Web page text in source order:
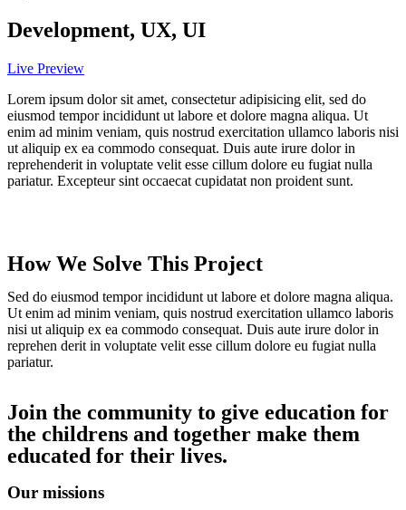
Development, UX, UI
Live Preview
Lorem ipsum dolor sit amet, consectetur adipisicing elit, sed do
eiusmod tempor incididunt ut labore et dolore magna aliqua. Ut
enim ad minim veniam, quis nostrud exercitation ullamco laboris nisi
ut aliquip ex ea commodo consequat. Duis aute irure dolor in
reprehenderit in voluptate velit esse cillum dolore eu fugiat nulla
pariatur. Excepteur sint occaecat cupidatat non proident sunt.
How We Solve This Project
Sed do eiusmod tempor incididunt ut labore et dolore magna aliqua.
Ut enim ad minim veniam, quis nostrud exercitation ullamco laboris
nisi ut aliquip ex ea commodo consequat. Duis aute irure dolor in
reprehen derit in voluptate velit esse cillum dolore eu fugiat nulla
pariatur.
Join the community to give education for
the childrens and together make them
educated for their lives.
Our missions